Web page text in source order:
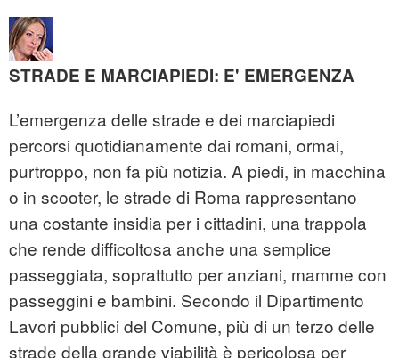
STRADE E MARCIAPIEDI: E' EMERGENZA
L’emergenza delle strade e dei marciapiedi
percorsi quotidianamente dai romani, ormai,
purtroppo, non fa più notizia. A piedi, in macchina
o in scooter, le strade di Roma rappresentano
una costante insidia per i cittadini, una trappola
che rende difficoltosa anche una semplice
passeggiata, soprattutto per anziani, mamme con
passeggini e bambini. Secondo il Dipartimento
Lavori pubblici del Comune, più di un terzo delle
strade della grande viabilità è pericolosa per